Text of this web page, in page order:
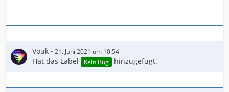
Vouk 21. Juni 2021 um 10:54
Hat das Label Kein Bug hinzugefügt.